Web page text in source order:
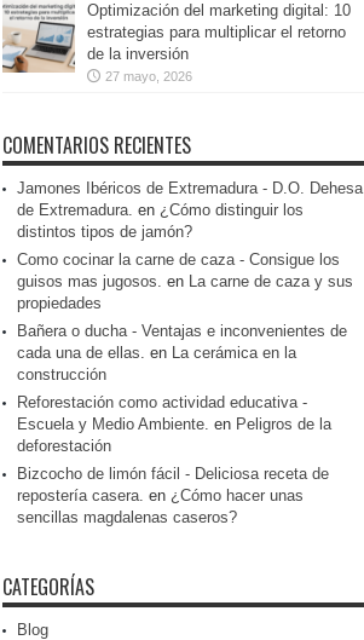
Optimización del marketing digital: 10
estrategias para multiplicar el retorno
de la inversión
27 mayo, 2026
COMENTARIOS RECIENTES
Jamones Ibéricos de Extremadura - D.O. Dehesa
de Extremadura. en ¿Cómo distinguir los
distintos tipos de jamón?
Como cocinar la carne de caza - Consigue los
guisos mas jugosos. en La carne de caza y sus
propiedades
Bañera o ducha - Ventajas e inconvenientes de
cada una de ellas. en La cerámica en la
construcción
Reforestación como actividad educativa -
Escuela y Medio Ambiente. en Peligros de la
deforestación
Bizcocho de limón fácil - Deliciosa receta de
repostería casera. en ¿Cómo hacer unas
sencillas magdalenas caseros?
CATEGORÍAS
Blog